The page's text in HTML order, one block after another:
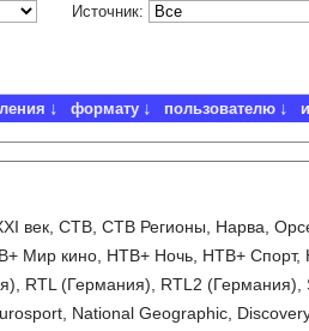
Источник:
формату пользователю
век, СТВ, СТВ Регионы, Нарва,
Мир кино, НТВ+ Ночь, НТВ+
RTL (Германия), RTL2 (Германия),
National Geographic,